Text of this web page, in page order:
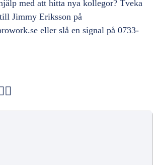
med att hitta nya kollegor? Tveka
Jimmy Eriksson på
eller slå en signal på 0733-